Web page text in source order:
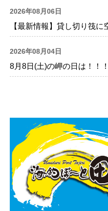
2026年08月06日
【最新情報】貸し切り筏に
2026年08月04日
8月8日(土)の岬の日は！！！